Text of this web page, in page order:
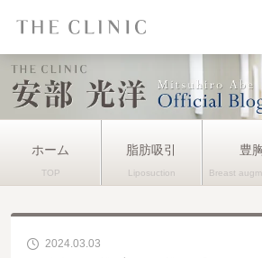
ホーム 脂肪吸引 豊
2024.03.03